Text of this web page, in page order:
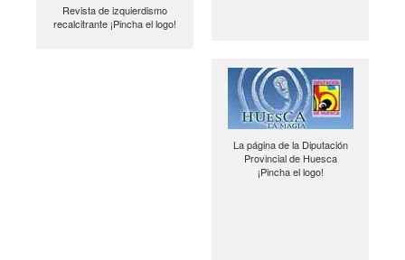
Revista de izquierdismo
recalcitrante ¡Pincha el logo!
La página de la Diputación
Provincial de Huesca
¡Pincha el logo!